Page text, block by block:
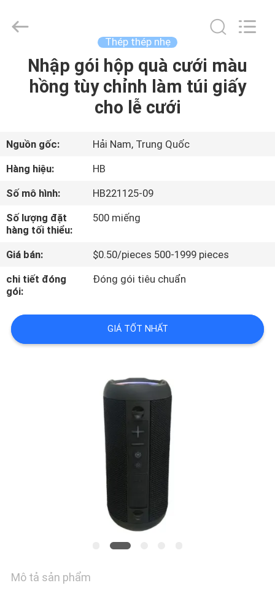
NHÀ
VIDEO
TRÌNH
DIỄN
VR
VỀ
TÔI
Thép thép nhẹ
Nhập gói hộp quà cưới màu
hồng tùy chỉnh làm túi giấy
cho lễ cưới
Nguồn gốc:
Hải Nam, Trung Quốc
Hàng hiệu:
HB
Số mô hình:
HB221125-09
Số lượng đặt
hàng tối thiểu:
500 miếng
Giá bán:
$0.50/pieces 500-1999 pieces
chi tiết đóng
gói:
Đóng gói tiêu chuẩn
GIÁ TỐT NHẤT
Mô tả sản phẩm